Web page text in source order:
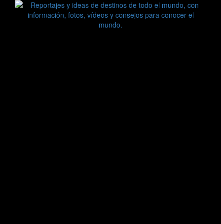
Saltar